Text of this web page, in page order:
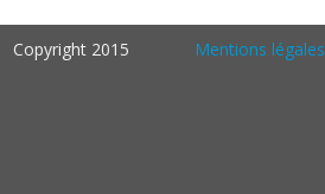
Copyright 2015 Mentions légales